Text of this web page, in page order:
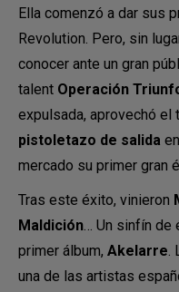
Ella comenzó a dar sus
Revolution. Pero, sin
conocer ante un gran
talent Operación
expulsada, aprovechó el
pistoletazo de salida
mercado su primer gran
Tras este éxito, vinieron
Maldición… Un sinfín de
primer álbum, Akelarre.
una de las artistas